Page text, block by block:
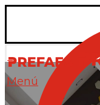
Menú